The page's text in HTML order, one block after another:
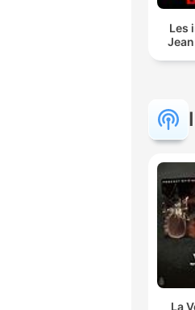
Les
La